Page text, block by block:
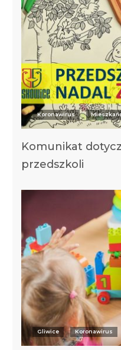
Koronawirus
Komunikat
przedszkoli
Gliwice Koronawirus